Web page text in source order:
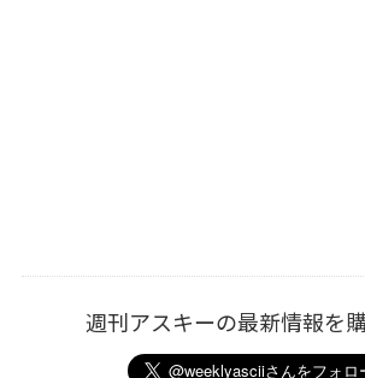
週刊アスキーの最新情報を